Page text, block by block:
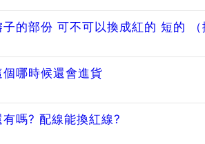
子的部份 可不可以換成紅的 短的
個哪時候還會進貨
有嗎? 配線能換紅線?